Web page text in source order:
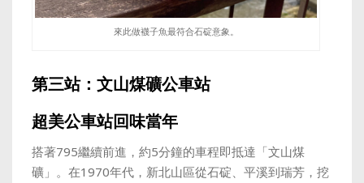
來此做襪子魚最符合石碇意象。
第三站：文山煤礦公車站
超美公車站回味當年
搭著795繼續前進，約5分鐘的車程即抵達「文山煤
礦」。在1970年代，新北山區從石碇、平溪到瑞芳，挖